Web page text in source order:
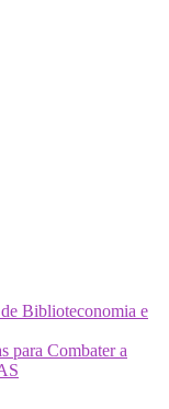
Biblioteconomia e
para Combater a